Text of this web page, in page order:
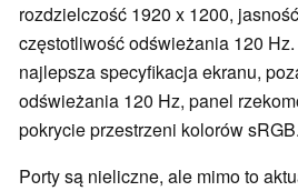
rozdzielczość 1920 x 1200,
częstotliwość odświeżania 120
najlepsza specyfikacja ekranu,
odświeżania 120 Hz, panel
pokrycie przestrzeni kolorów sRGB.
Porty są nieliczne, ale mimo to